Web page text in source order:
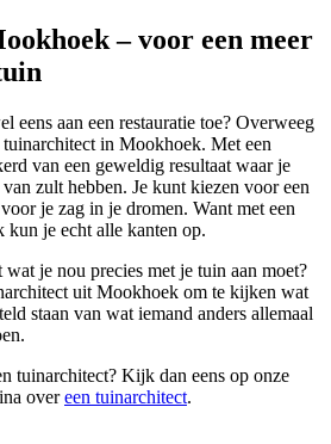
– voor een meer
eens aan een restauratie toe? Overweeg
tuinarchitect in Mookhoek. Met een
van een geweldig resultaat waar je
zult hebben. Je kunt kiezen voor een
je zag in je dromen. Want met een
je echt alle kanten op.
je nou precies met je tuin aan moet?
uit Mookhoek om te kijken wat
staan van wat iemand anders allemaal
tuinarchitect? Kijk dan eens op onze
overeen tuinarchitect.